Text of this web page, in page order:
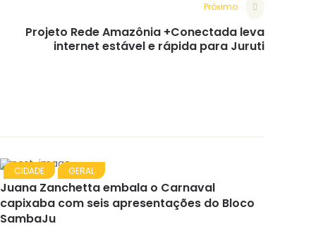
Próximo
Projeto Rede Amazônia +Conectada leva
internet estável e rápida para Juruti
CIDADE GERAL
Juana Zanchetta embala o Carnaval
capixaba com seis apresentações do Bloco
SambaJu